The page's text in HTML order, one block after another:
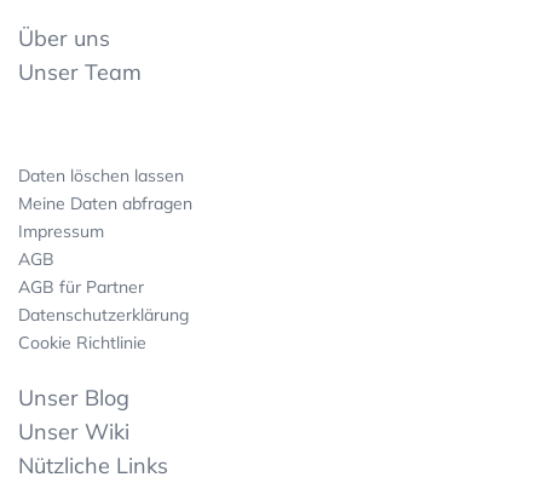
Über uns
Unser Team
Daten löschen lassen
Meine Daten abfragen
Impressum
AGB
AGB für Partner
Datenschutzerklärung
Cookie Richtlinie
Unser Blog
Unser Wiki
Nützliche Links